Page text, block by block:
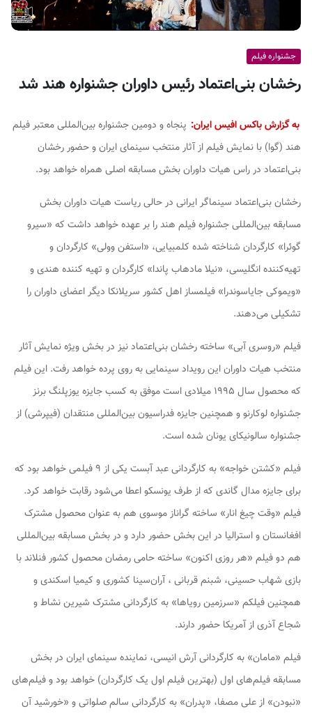
جشنواره فیلم
رخشان بنی‌اعتماد رئیس داوران جشنواره هند شد
به گزارش باکس افیس ایران: پنجاه و دومین جشنواره بین‌المللی معتبر فیلم
هند (گوا) با نمایش فیلم از آثار منتخب سینمای ایران و حضور رخشان
بنی‌اعتماد در راس هیات داوران بخش مسابقه اصلی همراه خواهد بود.
رخشان بنی‌اعتماد سینماگر ایرانی در حالی ریاست هیات داوران بخش
مسابقه بین‌المللی جشنواره فیلم هند را بر عهده خواهد داشت که «سیرو
گوئرا» کارگردان شناخته شده کلمبیایی، «استفن وولی» کارگردان و
تهیه‌کننده انگلیسی، «نیلا مادهاب پاندا» کارگردان و تهیه کننده هندی و
«ویموکی جایاسوندرا» فیلمساز اهل کشور سریلانکا دیگر اعضای داوران را
تشکیلی می‌دهند.
فیلم «روسری آبی» ساخته رخشان بنی‌اعتماد نیز در بخش ویژه نمایش آثار
منتخب هیات داوران این رویداد سینمایی به روی پرده خواهد رفت. این فیلم
که محصول سال ۱۹۹۵ میلادی است موفق به کسب جایزه یوزپلنگ برنز
جشنواره لوکارنو و همچنین جایزه فدراسیون بین‌المللی منتقدان (فیپرشی) از
جشنواره سالونیکای یونان شده است.
فیلم «کشتن خواجه» به کارگردانی عبد آبست یکی از ۹ فیلمی خواهد بود که
برای جایزه مدال گاندی که از طرف یونسکو اعطا می‌شود رقابت خواهد کرد.
فیلم «وقت چیغ انار» ساخته گراناز موسوی هم به عنوان محصول مشترک
افغانستان و استرالیا در این بخش حضور دارد و در بخش مسابقه بین‌المللی
هم دو فیلم «هر روزی اکنون» ساخته حامی رمضان محصول کشور فنلاند با
بازی شهاب حسینی، شبنم قربانی ، آران‌سینا کشوری و کیمیا اسکندی و
همچنین فیلکم «سرزمین رویاها» به کارگردانی مشترک شیرین نشاط و
شجاع آذری از آمریکا حضور دارند.
فیلم «مامان» به کارگردانی آرش انیسی، نماینده سینمای ایران در بخش
مسابقه فیلم‌های اول (بهترین فیلم اول یک کارگردان) خواهد بود و فیلم‌های
«نبودن» از علی مصفا، «پدران» به کارگردانی سالم صلواتی و «خورشید آن